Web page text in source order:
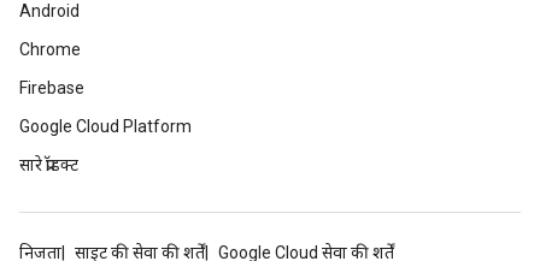
Android
Chrome
Firebase
Google Cloud Platform
सारे प्रॉडक्ट
निजता साइट की सेवा की शर्तें Google Cloud सेवा की शर्तें